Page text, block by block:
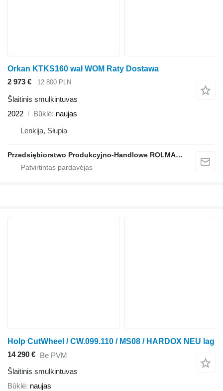
Orkan KTKS160 wał WOM Raty Dostawa
2 973 €
12 800 PLN
Šlaitinis smulkintuvas
2022
Būklė naujas
Lenkija, Słupia
Przedsiębiorstwo Produkcyjno-Handlowe ROLMAPOL Marcin Dziekan
Holp CutWheel / CW.099.110 / MS08 / HARDOX NEU lag
14 290 € Be PVM
Šlaitinis smulkintuvas
Būklė naujas